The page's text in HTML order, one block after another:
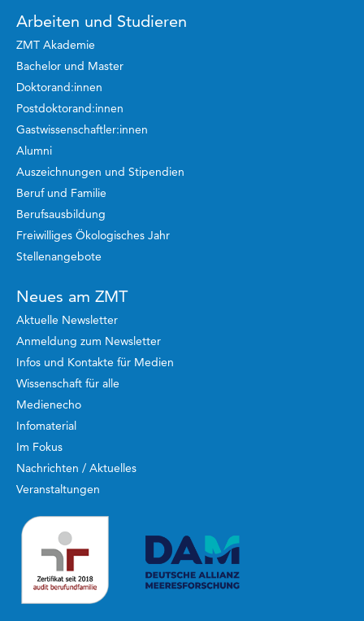
Arbeiten und Studieren
ZMT Akademie
Bachelor und Master
Doktorand:innen
Postdoktorand:innen
Gastwissenschaftler:innen
Alumni
Auszeichnungen und Stipendien
Beruf und Familie
Berufsausbildung
Freiwilliges Ökologisches Jahr
Stellenangebote
Neues am ZMT
Aktuelle Newsletter
Anmeldung zum Newsletter
Infos und Kontakte für Medien
Wissenschaft für alle
Medienecho
Infomaterial
Im Fokus
Nachrichten / Aktuelles
Veranstaltungen